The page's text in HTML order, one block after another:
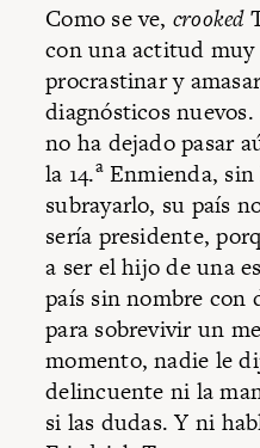
Como se ve, crooked
con una actitud
procrastinar y
diagnósticos
no ha dejado pasar
la 14.aEnmienda, sin
subrayarlo, su país
sería presidente,
a ser el hijo de una
país sin nombre con
para sobrevivir un
momento, nadie le
delincuente ni la
si las dudas. Y ni